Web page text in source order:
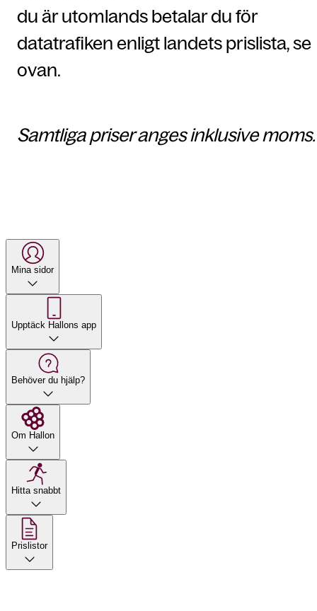
du är utomlands betalar du för
datatrafiken enligt landets prislista, se
ovan.
Samtliga priser anges inklusive moms.
Mina sidor
Upptäck Hallons app
Behöver du hjälp?
Om Hallon
Hitta snabbt
Prislistor